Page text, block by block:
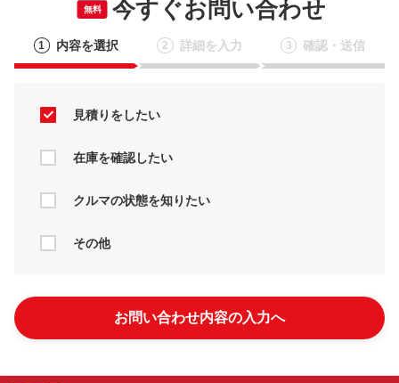
無料 今すぐお問い合わせ
1 内容を選択 2 詳細を入力 3 確認・送信
見積りをしたい
在庫を確認したい
クルマの状態を知りたい
その他
お問い合わせ内容の入力へ